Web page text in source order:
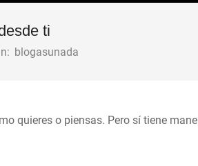
ti
blogasunada
quieres o piensas. Pero sí tiene